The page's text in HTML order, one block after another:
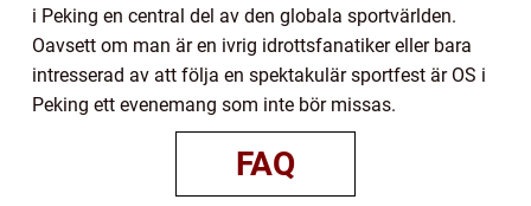
i Peking en central del av den globala sportvärlden.
Oavsett om man är en ivrig idrottsfanatiker eller bara
intresserad av att följa en spektakulär sportfest är OS i
Peking ett evenemang som inte bör missas.
FAQ